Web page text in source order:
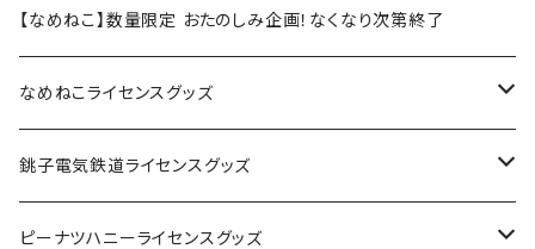
【なめねこ】数量限定 おたのしみ企画！なくなり次第終了
なめねこライセンスグッズ
Tシャツ
キャップ
銚子電気鉄道ライセンスグッズ
ステッカー
ピーナツハニーライセンスグッズ